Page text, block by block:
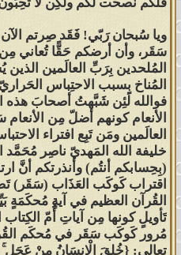
ويا سُبحان رَبّي! فَقَد صِرتم
سَقَر، وأن أرضكم حَقًّا تُعاني
المُلحدين بِرَبِّ العالَمين
المُناخ بِسبب الاحتِباس
فوالله لَئِن شَبَّهتُ أصحابَ هذه
الأنعام كونهم أضلّ مِن الأنعام
العالَمين ومَن تَبِع افتراء
خليفة الله المَهديّ ناصِر
(بِحِسابكم أنتُم) وأنذرتكم أنَّ
اقتراب كَوكَب العَذَاب (سَقَر)
القُرآن العظيم في آيةٍ مُحكَمَةٍ
تَأويلٍ كونها مِن آياتِ أُمّ الكِتاب
مُرور كَوكَب سَقَر في مُحكَم
تعالى: {خُلِقَ الْإِنسَانُ مِنْ عَجَلٍ